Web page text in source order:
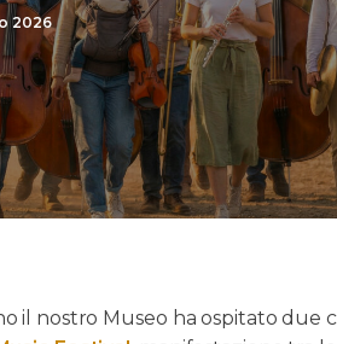
2026
il nostro Museo ha ospitato due